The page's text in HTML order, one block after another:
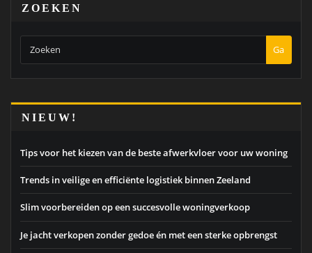
ZOEKEN
Ga
NIEUW!
Tips voor het kiezen van de beste afwerkvloer voor uw woning
Trends in veilige en efficiënte logistiek binnen Zeeland
Slim voorbereiden op een succesvolle woningverkoop
Je jacht verkopen zonder gedoe én met een sterke opbrengst